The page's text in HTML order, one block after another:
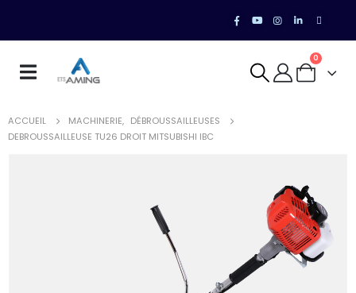
0
ACCUEIL MACHINERIE, DÉBROUSSAILLEUSES
DEBROUSSAILLEUSE TU26 DROIT MITSUBISHI IBC